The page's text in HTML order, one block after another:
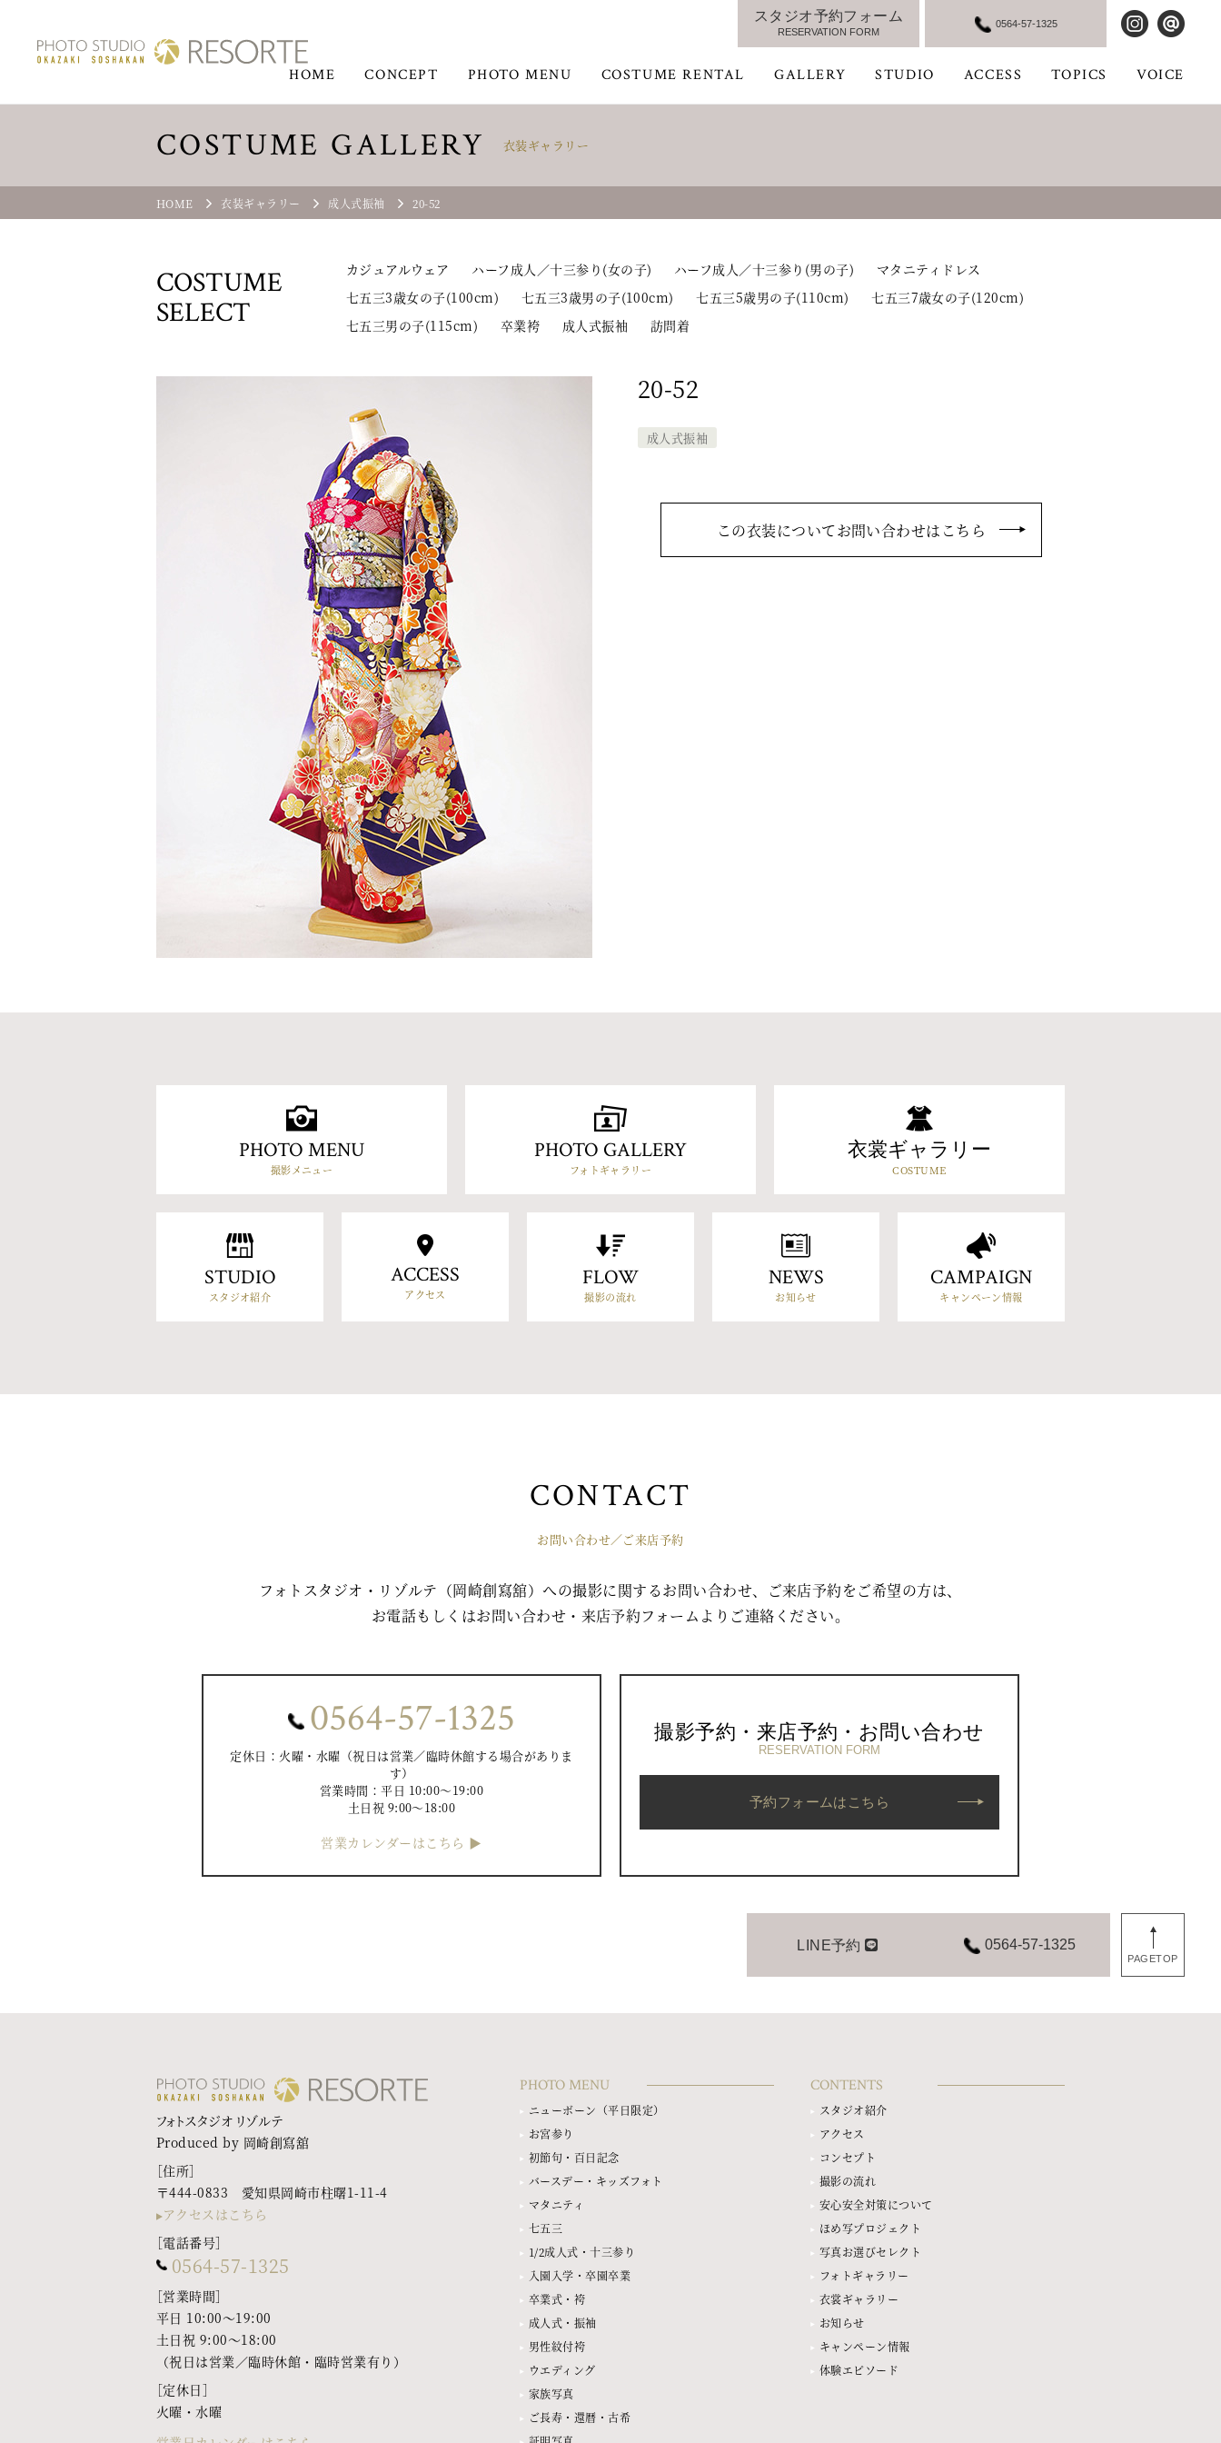
HOME CONCEPT PHOTO MENU COSTUME RENTAL GALLERY STUDIO ACCESS TOPICS VOICE
スタジオ予約フォーム
RESERVATION FORM
0564-57-1325
COSTUME GALLERY 衣装ギャラリー
HOME 衣装ギャラリー 成人式振袖 20-52
COSTUME
SELECT
カジュアルウェア ハーフ成人／十三参り(女の子) ハーフ成人／十三参り(男の子)
マタニティドレス
七五三3歳女の子(100cm)
七五三3歳男の子(100cm) 七五三5歳男の子(110cm)
七五三7歳女の子(120cm)
七五三男の子(115cm)
卒業袴 成人式振袖 訪問着
20-52
成人式振袖
この衣装についてお問い合わせはこちら
PHOTO MENU
撮影メニュー
PHOTO GALLERY
フォトギャラリー
衣裳ギャラリー
COSTUME
STUDIO
スタジオ紹介
ACCESS
アクセス
FLOW
撮影の流れ
NEWS
お知らせ
CAMPAIGN
キャンペーン情報
CONTACT
お問い合わせ／ご来店予約
フォトスタジオ・リゾルテ（岡崎創寫舘）への撮影に関するお問い合わせ、ご来店予約をご希望の方は、
お電話もしくはお問い合わせ・来店予約フォームよりご連絡ください。
0564-57-1325
定休日：火曜・水曜（祝日は営業／臨時休館する場合がありま
す）
営業時間：平日 10:00〜19:00
土日祝 9:00〜18:00
営業カレンダーはこちら ▶︎
撮影予約・来店予約・お問い合わせ
RESERVATION FORM
予約フォームはこちら
LINE予約 0564-57-1325
PAGETOP
フォトスタジオ リゾルテ
Produced by 岡崎創寫舘
［住所］
〒444-0833 愛知県岡崎市柱曙1-11-4
アクセスはこちら
［電話番号］
0564-57-1325
［営業時間］
平日 10:00〜19:00
土日祝 9:00〜18:00
（祝日は営業／臨時休館・臨時営業有り）
［定休日］
火曜・水曜
PHOTO MENU
ニューボーン（平日限定）
お宮参り
初節句・百日記念
バースデー・キッズフォト
マタニティ
七五三
1/2成人式・十三参り
入園入学・卒園卒業
卒業式・袴
成人式・振袖
男性紋付袴
ウエディング
家族写真
ご長寿・還暦・古希
CONTENTS
スタジオ紹介
アクセス
コンセプト
撮影の流れ
安心安全対策について
ほめ写プロジェクト
写真お選びセレクト
フォトギャラリー
衣裳ギャラリー
お知らせ
キャンペーン情報
体験エピソード